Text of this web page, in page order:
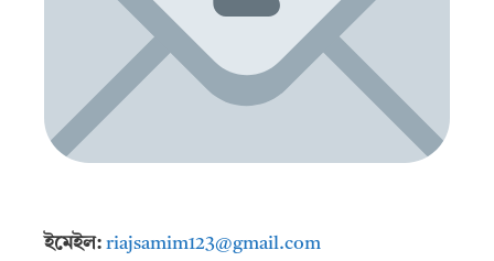
ইমেইল: riajsamim123@gmail.com